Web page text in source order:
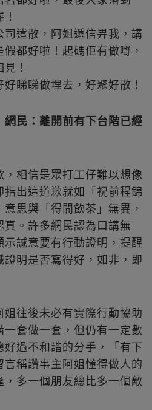
遣散，阿姐遞信畀我，講
都好啦！起碼佢有做嘢，
！
睇睇做埋去，好聚好散！
民：離開前有下台階已經
相信是眾打工仔難以想像
出這道歉就如「祝前程錦
思與「得閒飲茶」無異，
。許多網民認為口講無
誠意要有行動證明，提醒
明是否寫得好，如非，即
往後未必有實際行動協助
套做一套，但仍有一定數
過不和諧的分手，「有下
稱讚事主阿姐懂得做人的
多一個朋友總比多一個敵